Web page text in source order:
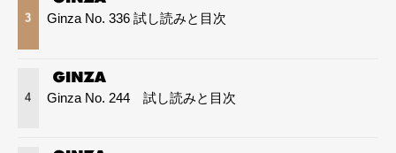
3 Ginza No. 336 試し読みと目次
4 Ginza No. 244 試し読みと目次